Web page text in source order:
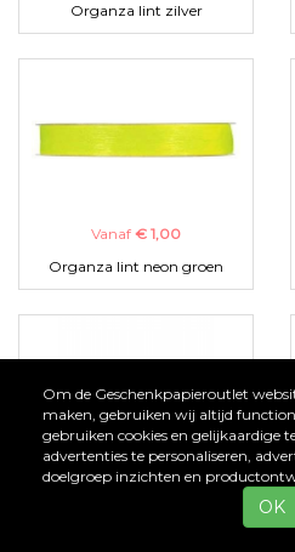
Organza lint zilver
Vanaf € 1,00
Organza lint neon groen
Vanaf
Om de Geschenkpapieroutlet
maken, gebruiken wij altijd
gebruiken cookies en gelijkaardige
advertenties te personaliseren,
doelgroep inzichten en
OK